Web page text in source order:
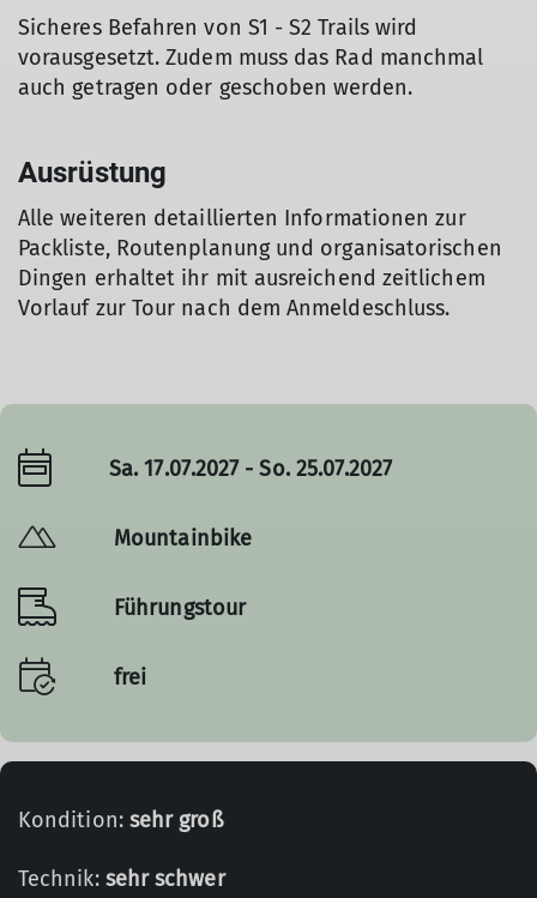
Sicheres Befahren von S1 - S2 Trails wird
vorausgesetzt. Zudem muss das Rad manchmal
auch getragen oder geschoben werden.
Ausrüstung
Alle weiteren detaillierten Informationen zur
Packliste, Routenplanung und organisatorischen
Dingen erhaltet ihr mit ausreichend zeitlichem
Vorlauf zur Tour nach dem Anmeldeschluss.
Sa. 17.07.2027 - So. 25.07.2027
Mountainbike
Führungstour
frei
Kondition: sehr groß
Technik: sehr schwer